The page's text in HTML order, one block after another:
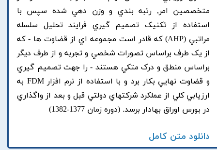
متخصصين امر, رتبه بندي و وزن دهي شده سپس با
استفاده از تکنيک تصميم گيري فرايند تحليل سلسله
مراتبي (AHP) که قادر است مجموعه اي از قضاوت ها - که
از يک طرف براساس تصورات شخصي و تجربه و از طرف ديگر
براساس منطق و درک متکي هستند - را جهت تصميم گيري
و قضاوت نهايي بکار برد و با استفاده از نرم افزار FDM به
ارزيابي کلي از عملکرد شرکتهاي دولتي قبل و بعد از واگذاري
در بورس اوراق بهادار برسد. (دوره زمان 1377-1382)
دانلود متن کامل